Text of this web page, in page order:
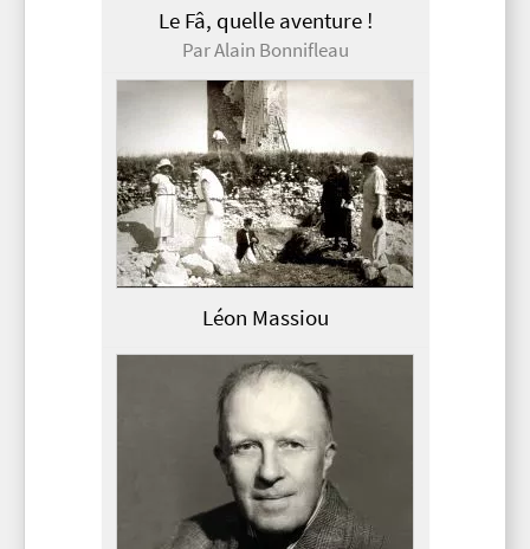
Le Fâ, quelle aventure !
Par Alain Bonnifleau
Léon Massiou